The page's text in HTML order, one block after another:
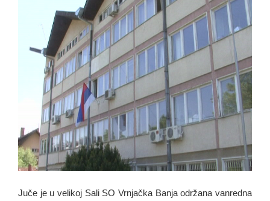
Juče je u velikoj Sali SO Vrnjačka Banja održana vanredna